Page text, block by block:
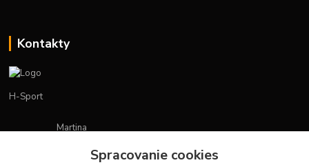
Kontakty
H-Sport
Martina
(Po-Pia, 7-15 hod.)
Spracovanie cookies